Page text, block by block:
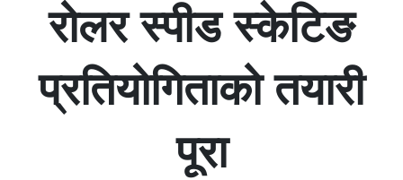
रोलर स्पीड स्केटिङ
प्रतियोगिताको तयारी
पूरा